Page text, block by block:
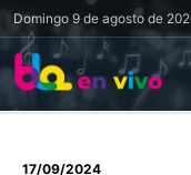
Domingo 9 de agosto de
17/09/2024